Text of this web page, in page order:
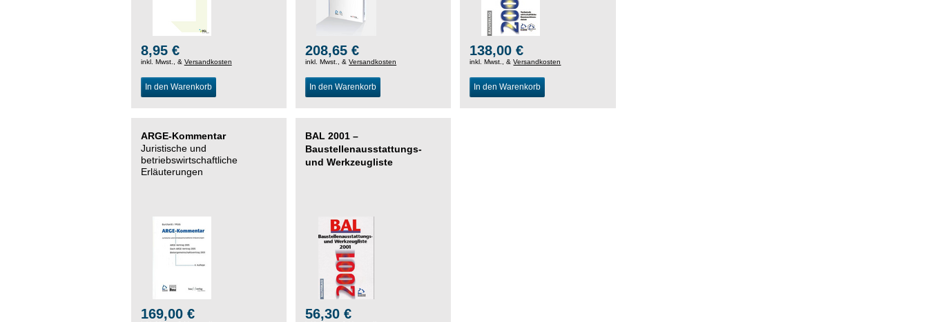
8,95 €
inkl. Mwst., & Versandkosten
In den Warenkorb
208,65 €
inkl. Mwst., &Versandkosten
In den Warenkorb
138,00 €
inkl. Mwst., &Versandkosten
In den Warenkorb
ARGE-Kommentar
Juristische und
betriebswirtschaftliche
Erläuterungen
169,00 €
BAL 2001 –
Baustellenausstattungs-
und Werkzeugliste
56,30 €